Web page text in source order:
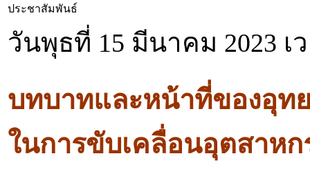
ประชาสัมพันธ์
วันพุธที่ 15 มีนาคม 2023 เ
บทบาทและหน้าที่ของอุท
ในการขับเคลื่อนอุตสาห